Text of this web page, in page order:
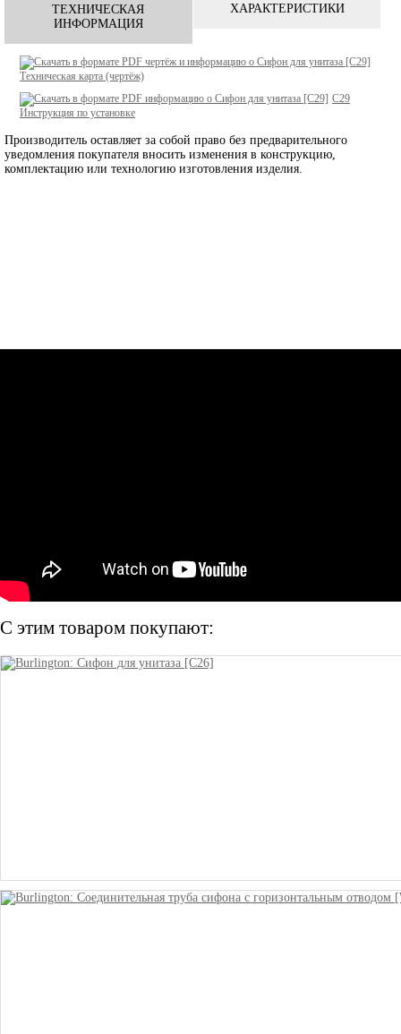
ТЕХНИЧЕСКАЯ
ИНФОРМАЦИЯ
Техническая карта (чертёж)
C29
Инструкция по установке
Производитель оставляет за собой право без предварительного
уведомления покупателя вносить изменения в конструкцию,
комплектацию или технологию изготовления изделия.
ХАРАКТЕРИСТИКИ
С этим товаром покупают: